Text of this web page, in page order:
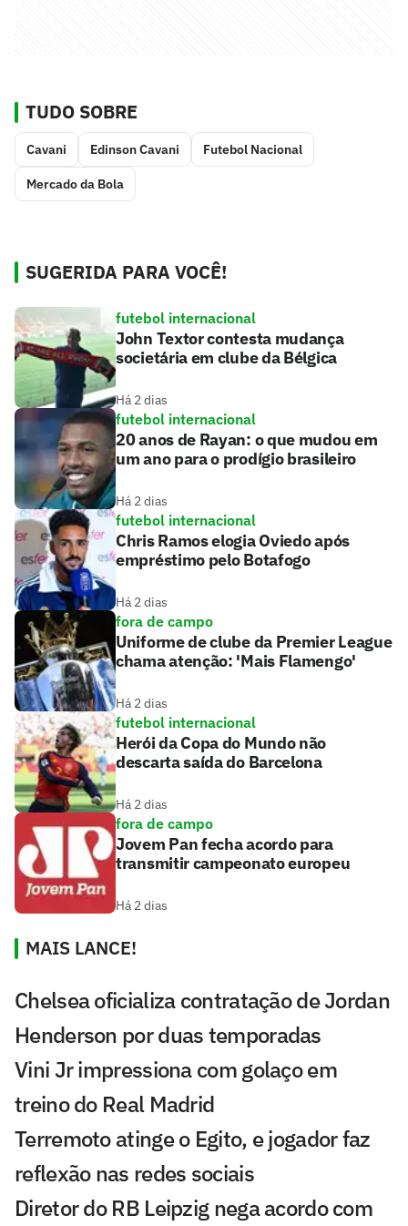
TUDO SOBRE
Cavani Edinson Cavani Futebol Nacional
Mercado da Bola
SUGERIDA PARA VOCÊ!
futebol internacional
John Textor contesta mudança
societária em clube da Bélgica
Há 2 dias
futebol internacional
20 anos de Rayan: o que mudou em
um ano para o prodígio brasileiro
Há 2 dias
futebol internacional
Chris Ramos elogia Oviedo após
empréstimo pelo Botafogo
Há 2 dias
fora de campo
Uniforme de clube da Premier League
chama atenção: 'Mais Flamengo'
Há 2 dias
futebol internacional
Herói da Copa do Mundo não
descarta saída do Barcelona
Há 2 dias
fora de campo
Jovem Pan fecha acordo para
transmitir campeonato europeu
Há 2 dias
MAIS LANCE!
Chelsea oficializa contratação de Jordan
Henderson por duas temporadas
Vini Jr impressiona com golaço em
treino do Real Madrid
Terremoto atinge o Egito, e jogador faz
reflexão nas redes sociais
Diretor do RB Leipzig nega acordo com